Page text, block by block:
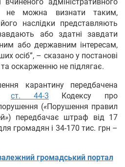
не можна визнати таким,
наслідки представляють
або здатні завдати
або державним інтересам,
осіб”, – сказано у постанові
оскарженню не підлягає.
карантину передбачена
ст. 44-3 Кодексу про
(«Порушення правил
») передбачає штраф від 17
громадян і 34-170 тис. грн –
громадський портал